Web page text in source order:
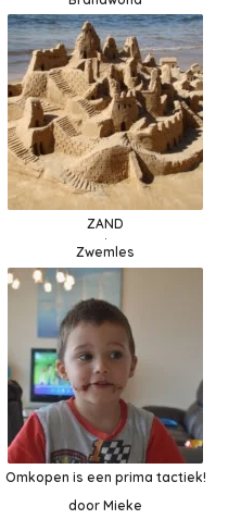
ZAND
Zwemles
Omkopen is een prima tactiek!
door Mieke